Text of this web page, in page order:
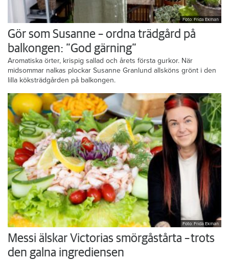
Foto: Frida Ekman
Gör som Susanne – ordna trädgård på
balkongen: ”God gärning”
Aromatiska örter, krispig sallad och årets första gurkor. När
midsommar nalkas plockar Susanne Granlund allsköns grönt i den
lilla köksträdgården på balkongen.
Foto: Frida Ekman
Messi älskar Victorias smörgåstårta – trots
den galna ingrediensen